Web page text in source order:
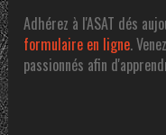
Adhérez à l'ASAT dés
formulaire en ligne.
passionnés afin